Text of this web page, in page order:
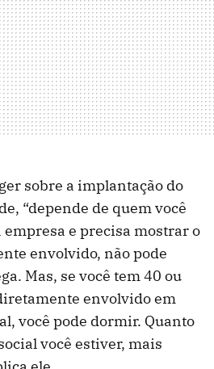
sobre a implantação do
“depende de quem você
empresa e precisa mostrar o
envolvido, não pode
Mas, se você tem 40 ou
envolvido em
você pode dormir. Quanto
você estiver, mais